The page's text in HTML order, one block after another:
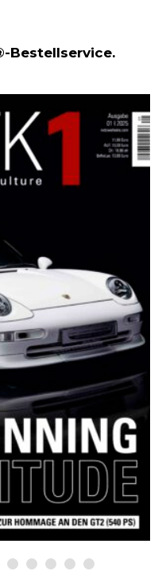
Bestellservice.
STORE BY WERK1
cars |
jetzt die
01 | 2025
online